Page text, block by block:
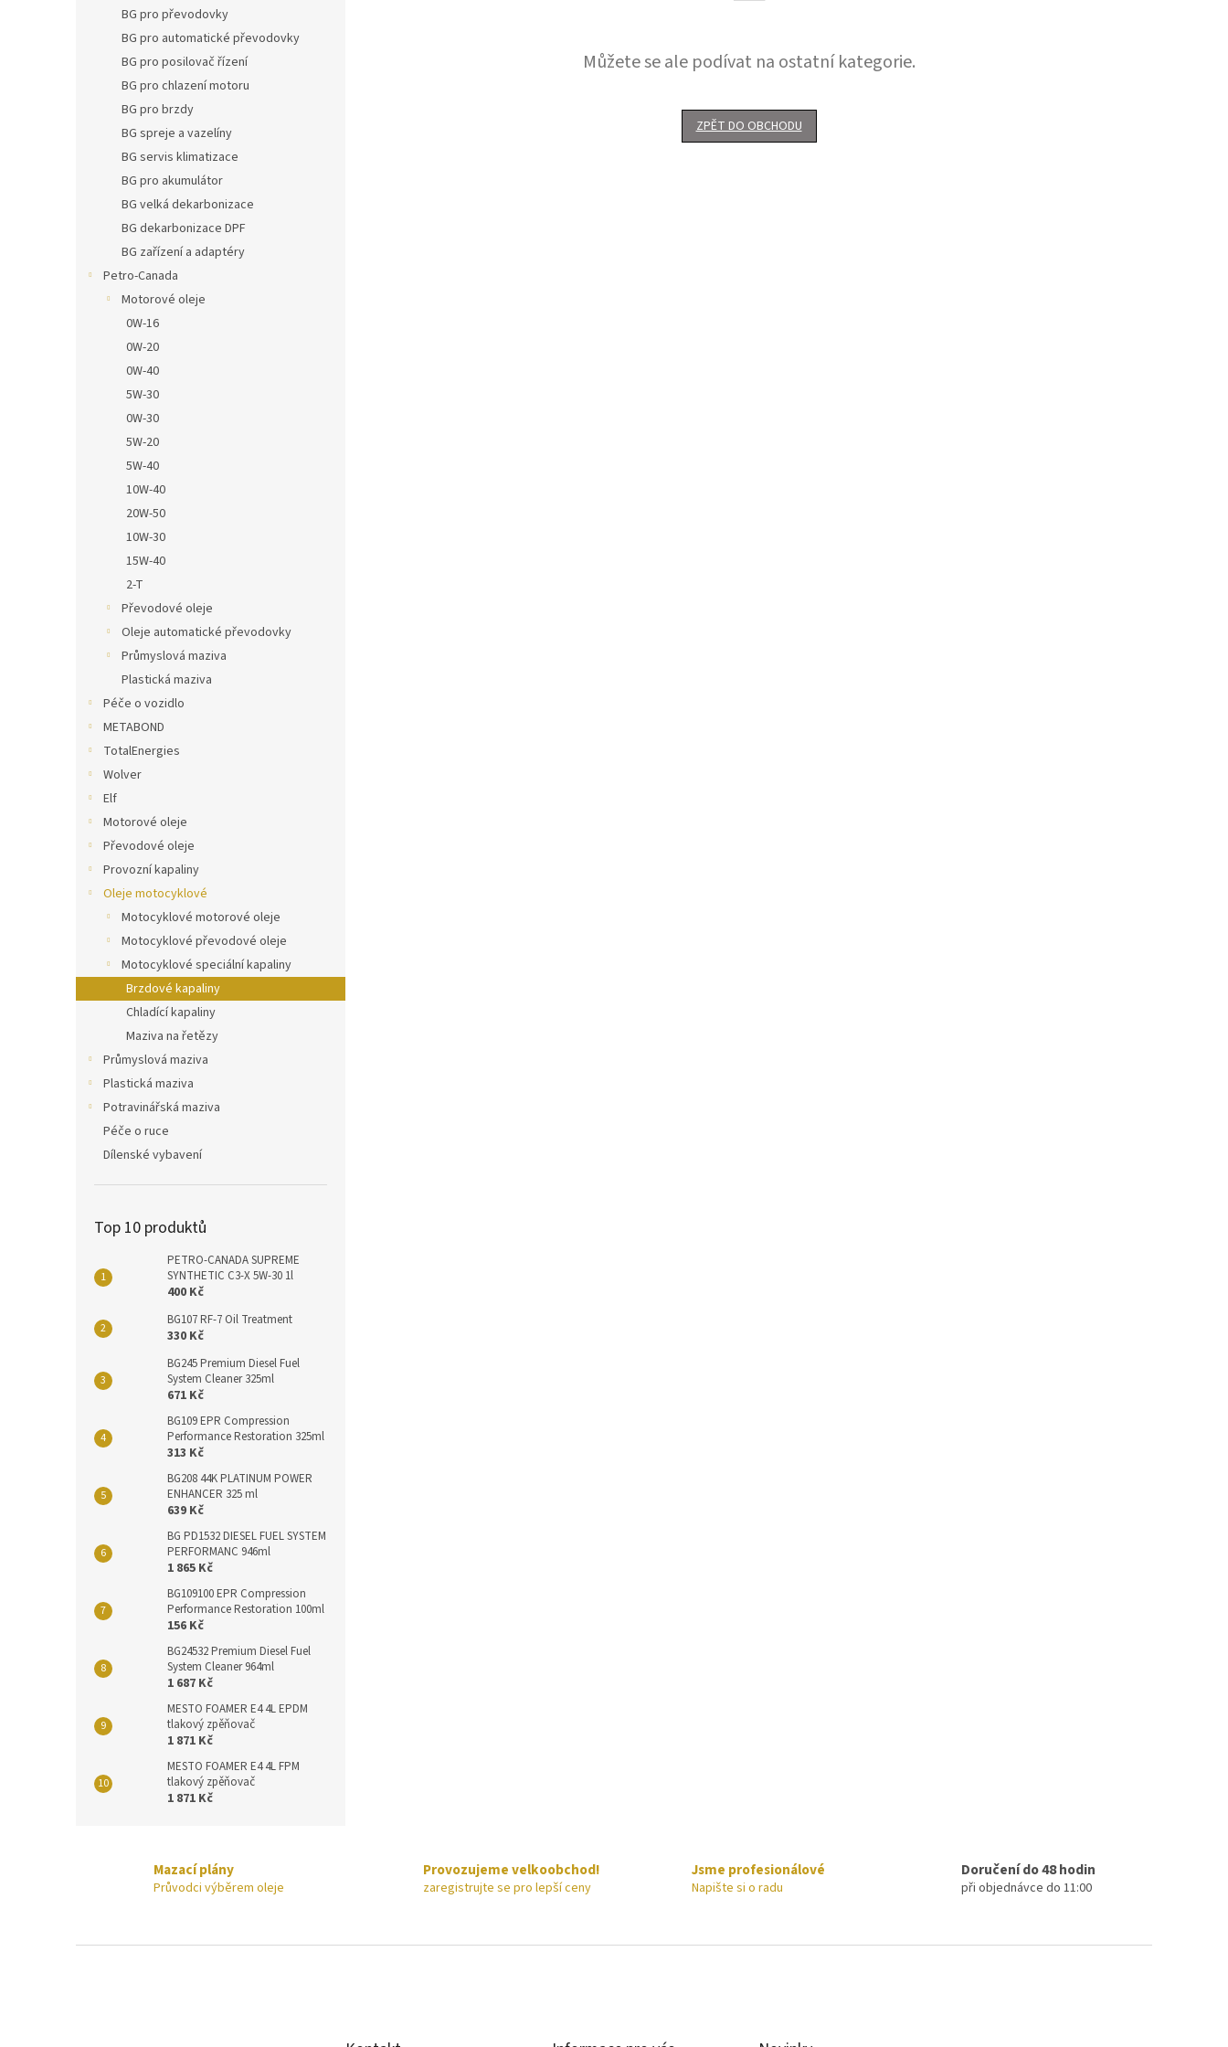
BG pro převodovky
BG pro automatické převodovky
BG pro posilovač řízení
BG pro chlazení motoru
BG pro brzdy
BG spreje a vazelíny
BG servis klimatizace
BG pro akumulátor
BG velká dekarbonizace
BG dekarbonizace DPF
BG zařízení a adaptéry
Petro-Canada
Motorové oleje
0W-16
0W-20
0W-40
5W-30
0W-30
5W-20
5W-40
10W-40
20W-50
10W-30
15W-40
2-T
Převodové oleje
Oleje automatické převodovky
Průmyslová maziva
Plastická maziva
Péče o vozidlo
METABOND
TotalEnergies
Wolver
Elf
Motorové oleje
Převodové oleje
Provozní kapaliny
Oleje motocyklové
Motocyklové motorové oleje
Motocyklové převodové oleje
Motocyklové speciální kapaliny
Brzdové kapaliny
Chladící kapaliny
Maziva na řetězy
Průmyslová maziva
Plastická maziva
Potravinářská maziva
Péče o ruce
Dílenské vybavení
Top 10 produktů
PETRO-CANADA SUPREME
SYNTHETIC C3-X 5W-30 1l
400 Kč
BG107 RF-7 Oil Treatment
330 Kč
BG245 Premium Diesel Fuel
System Cleaner 325ml
671 Kč
BG109 EPR Compression
Performance Restoration 325ml
313 Kč
BG208 44K PLATINUM POWER
ENHANCER 325 ml
639 Kč
BG PD1532 DIESEL FUEL SYSTEM
PERFORMANC 946ml
1 865 Kč
BG109100 EPR Compression
Performance Restoration 100ml
156 Kč
BG24532 Premium Diesel Fuel
System Cleaner 964ml
1 687 Kč
MESTO FOAMER E4 4L EPDM
tlakový zpěňovač
1 871 Kč
MESTO FOAMER E4 4L FPM
tlakový zpěňovač
1 871 Kč
Můžete se ale podívat na ostatní kategorie.
ZPĚT DO OBCHODU
Mazací plány
Průvodci výběrem oleje
Provozujeme velkoobchod!
zaregistrujte se pro lepší ceny
Jsme profesionálové
Napište si o radu
Doručení do 48 hodin
při objednávce do 11:00